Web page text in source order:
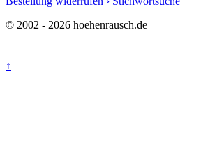
© 2002 - 2026 hoehenrausch.de
↑